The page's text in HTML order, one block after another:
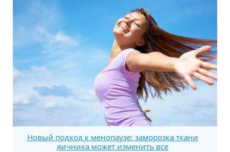
Новый подход к менопаузе: заморозка ткани
яичника может изменить все